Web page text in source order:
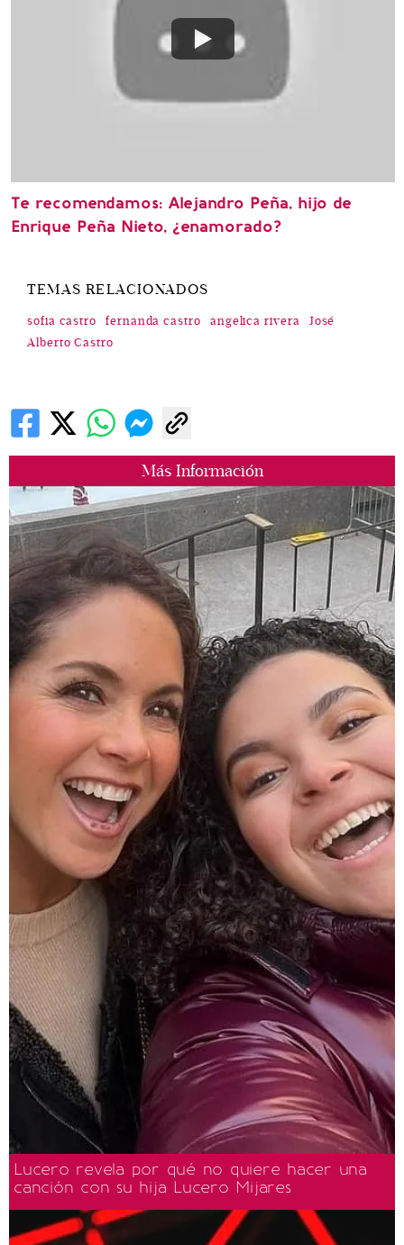
Más Información
Lucero revela por qué no quiere hacer una
canción con su hija Lucero Mijares
Te recomendamos: Alejandro Peña, hijo de
Enrique Peña Nieto, ¿enamorado?
TEMAS RELACIONADOS
sofia castro fernanda castro angelica rivera
José
Alberto Castro